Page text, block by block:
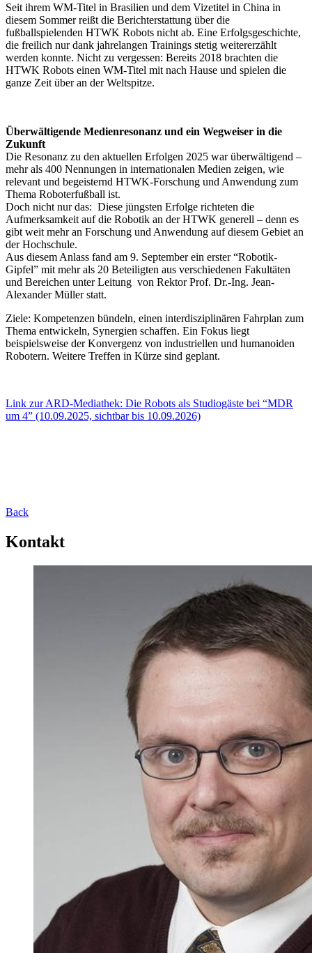
Seit ihrem WM-Titel in Brasilien und dem Vizetitel in China in
diesem Sommer reißt die Berichterstattung über die
fußballspielenden HTWK Robots nicht ab. Eine Erfolgsgeschichte,
die freilich nur dank jahrelangen Trainings stetig weitererzählt
werden konnte. Nicht zu vergessen: Bereits 2018 brachten die
HTWK Robots einen WM-Titel mit nach Hause und spielen die
ganze Zeit über an der Weltspitze.
Überwältigende Medienresonanz und ein Wegweiser in die
Zukunft
Die Resonanz zu den aktuellen Erfolgen 2025 war überwältigend –
mehr als 400 Nennungen in internationalen Medien zeigen, wie
relevant und begeisternd HTWK-Forschung und Anwendung zum
Thema Roboterfußball ist.
Doch nicht nur das: Diese jüngsten Erfolge richteten die
Aufmerksamkeit auf die Robotik an der HTWK generell – denn es
gibt weit mehr an Forschung und Anwendung auf diesem Gebiet an
der Hochschule.
Aus diesem Anlass fand am 9. September ein erster “Robotik-
Gipfel” mit mehr als 20 Beteiligten aus verschiedenen Fakultäten
und Bereichen unter Leitung von Rektor Prof. Dr.-Ing. Jean-
Alexander Müller statt.
Ziele: Kompetenzen bündeln, einen interdisziplinären Fahrplan zum
Thema entwickeln, Synergien schaffen. Ein Fokus liegt
beispielsweise der Konvergenz von industriellen und humanoiden
Robotern. Weitere Treffen in Kürze sind geplant.
Link zur ARD-Mediathek: Die Robots als Studiogäste bei “MDR
um 4” (10.09.2025, sichtbar bis 10.09.2026)
Back
Kontakt